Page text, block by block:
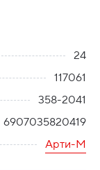
24
117061
358-2041
6907035820419
Арти-М